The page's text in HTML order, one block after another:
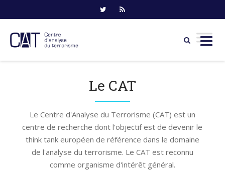
Le CAT
Le Centre d'Analyse du Terrorisme (CAT) est un
centre de recherche dont l'objectif est de devenir le
think tank européen de référence dans le domaine
de l'analyse du terrorisme. Le CAT est reconnu
comme organisme d'intérêt général.